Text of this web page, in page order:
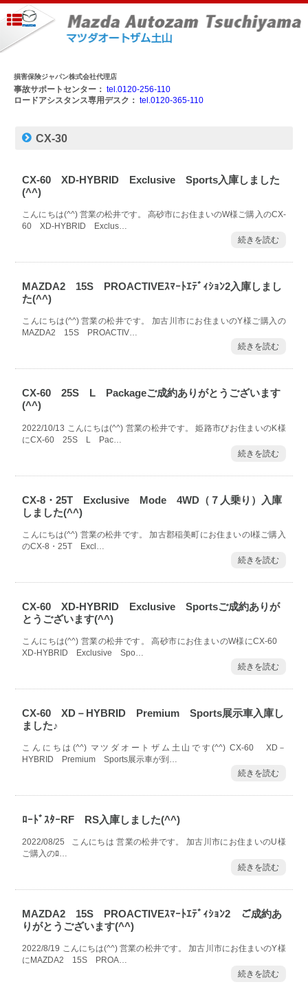
損害保険ジャパン株式会社代理店
事故サポートセンター： tel.0120-256-110
ロードアシスタンス専用デスク： tel.0120-365-110
CX-30
CX-60 XD-HYBRID Exclusive Sports入庫しました
(^^)
こんにちは(^^) 営業の松井です。 高砂市にお住まいのW様ご購入のCX-
60 XD-HYBRID Exclus…
続きを読む
MAZDA2 15S PROACTIVEｽﾏｰﾄｴﾃﾞｨｼｮﾝ2入庫しまし
た(^^)
こんにちは(^^) 営業の松井です。 加古川市にお住まいのY様ご購入の
MAZDA2 15S PROACTIV…
続きを読む
CX-60 25S L Packageご成約ありがとうございます
(^^)
2022/10/13 こんにちは(^^) 営業の松井です。 姫路市びお住まいのK様
にCX-60 25S L Pac…
続きを読む
CX-8・25T Exclusive Mode 4WD（７人乗り）入庫
しました(^^)
こんにちは(^^) 営業の松井です。 加古郡稲美町にお住まいのI様ご購入
のCX-8・25T Excl…
続きを読む
CX-60 XD-HYBRID Exclusive Sportsご成約ありが
とうございます(^^)
こんにちは(^^) 営業の松井です。 高砂市にお住まいのW様にCX-60
XD-HYBRID Exclusive Spo…
続きを読む
CX-60 XD－HYBRID Premium Sports展示車入庫し
ました♪
こんにちは(^^) マツダオートザム土山です(^^) CX-60 XD－
HYBRID Premium Sports展示車が到…
続きを読む
ﾛｰﾄﾞｽﾀｰRF RS入庫しました(^^)
2022/08/25 こんにちは 営業の松井です。 加古川市にお住まいのU様
ご購入のﾛ…
続きを読む
MAZDA2 15S PROACTIVEｽﾏｰﾄｴﾃﾞｨｼｮﾝ2 ご成約あ
りがとうございます(^^)
2022/8/19 こんにちは(^^) 営業の松井です。 加古川市にお住まいのY様
にMAZDA2 15S PROA…
続きを読む